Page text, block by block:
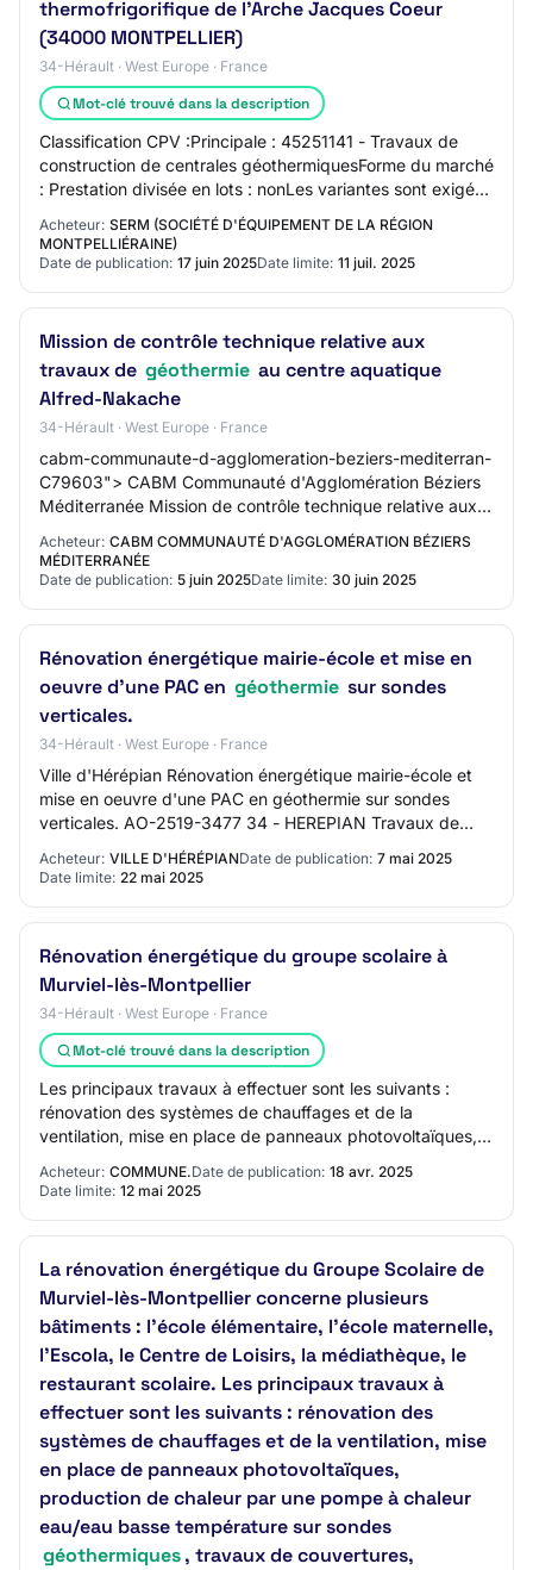
thermofrigorifique de l'Arche Jacques Coeur
(34000 MONTPELLIER)
34-Hérault · West Europe · France
Mot-clé trouvé dans la description
Classification CPV :Principale : 45251141 - Travaux de
construction de centrales géothermiquesForme du marché
: Prestation divisée en lots : nonLes variantes sont exigées
:NonConditions de participat…
Acheteur: SERM (SOCIÉTÉ D'ÉQUIPEMENT DE LA RÉGION
MONTPELLIÉRAINE)
Date de publication: 17 juin 2025Date limite: 11 juil. 2025
Mission de contrôle technique relative aux
travaux de géothermie au centre aquatique
Alfred-Nakache
34-Hérault · West Europe · France
cabm-communaute-d-agglomeration-beziers-mediterran-
C79603"> CABM Communauté d'Agglomération Béziers
Méditerranée Mission de contrôle technique relative aux
Acheteur: CABM COMMUNAUTÉ D'AGGLOMÉRATION BÉZIERS
MÉDITERRANÉE
Date de publication: 5 juin 2025Date limite: 30 juin 2025
Rénovation énergétique mairie-école et mise en
oeuvre d'une PAC en géothermie sur sondes
verticales.
34-Hérault · West Europe · France
Ville d'Hérépian Rénovation énergétique mairie-école et
mise en oeuvre d'une PAC en géothermie sur sondes
verticales. AO-2519-3477 34 - HEREPIAN Travaux de
bâtiment Procédure adaptée Mise en ligne :…
Acheteur: VILLE D'HÉRÉPIANDate de publication: 7 mai 2025
Date limite: 22 mai 2025
Rénovation énergétique du groupe scolaire à
Murviel-lès-Montpellier
34-Hérault · West Europe · France
Mot-clé trouvé dans la description
Les principaux travaux à effectuer sont les suivants :
rénovation des systèmes de chauffages et de la
ventilation, mise en place de panneaux photovoltaïques,
Acheteur: COMMUNE.Date de publication: 18 avr. 2025
Date limite: 12 mai 2025
La rénovation énergétique du Groupe Scolaire de
Murviel-lès-Montpellier concerne plusieurs
bâtiments : l’école élémentaire, l’école maternelle,
l’Escola, le Centre de Loisirs, la médiathèque, le
restaurant scolaire. Les principaux travaux à
effectuer sont les suivants : rénovation des
systèmes de chauffages et de la ventilation, mise
en place de panneaux photovoltaïques,
production de chaleur par une pompe à chaleur
eau/eau basse température sur sondes
géothermiques, travaux de couvertures,